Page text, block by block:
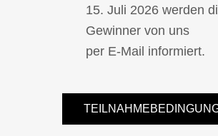
15. Juli 2026 werden
Gewinner von uns
per E-Mail informiert.